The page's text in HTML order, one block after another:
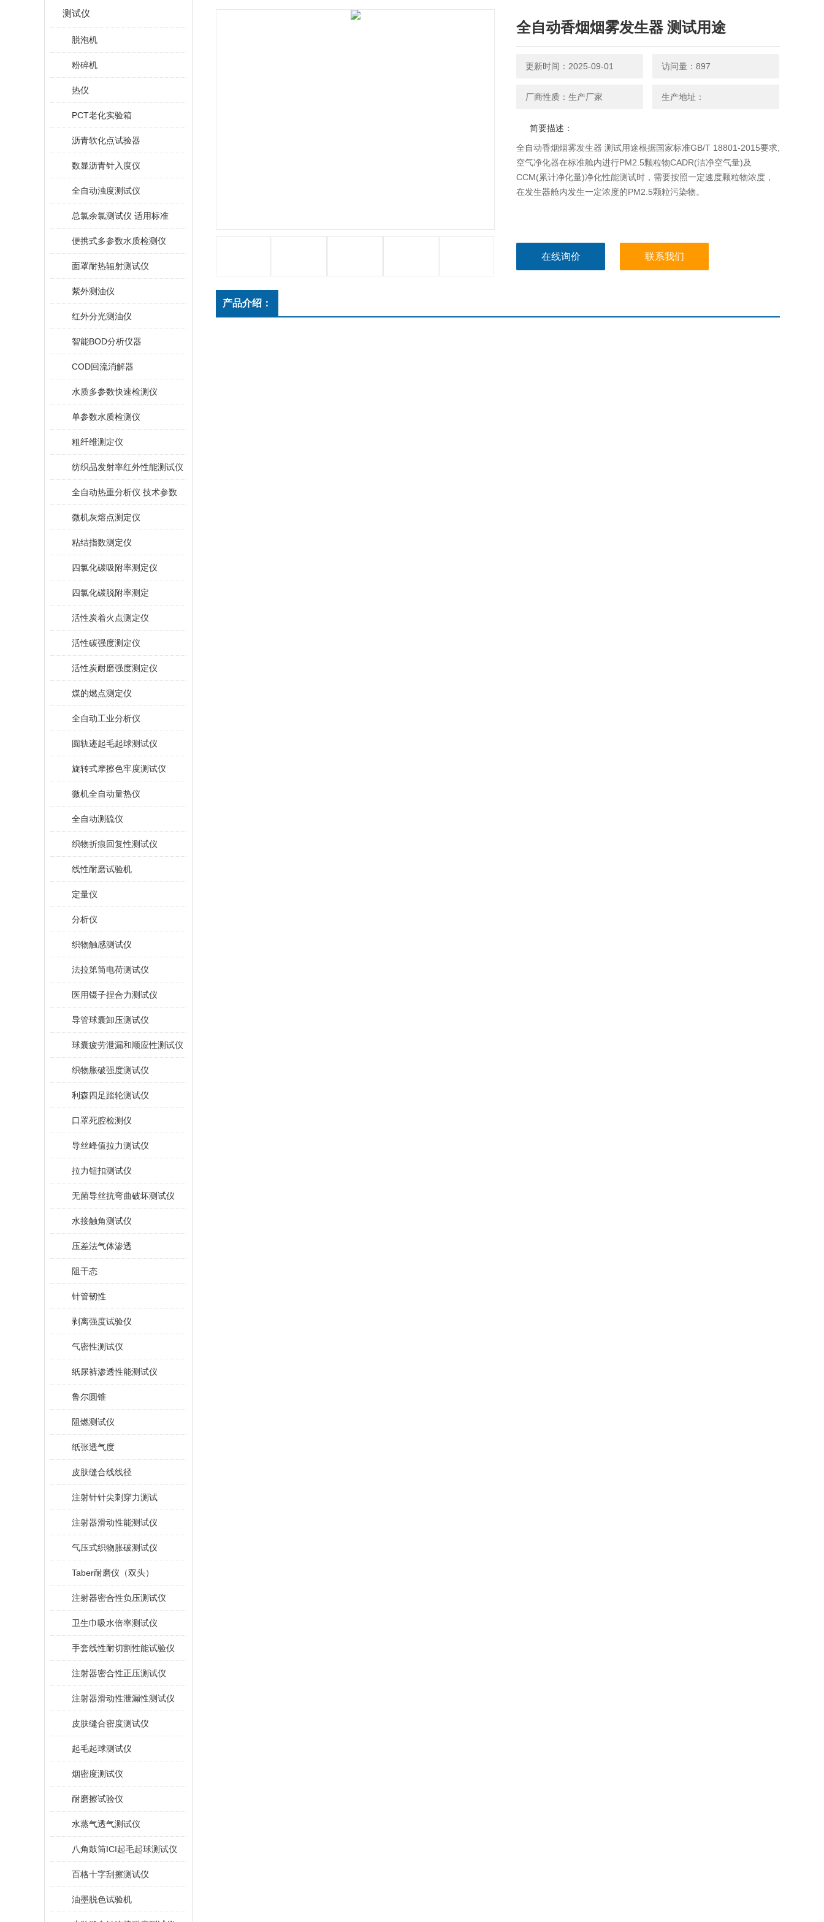
测试仪
脱泡机
粉碎机
热仪
PCT老化实验箱
沥青软化点试验器
数显沥青针入度仪
全自动浊度测试仪
总氯余氯测试仪 适用标准
便携式多参数水质检测仪
面罩耐热辐射测试仪
紫外测油仪
红外分光测油仪
智能BOD分析仪器
COD回流消解器
水质多参数快速检测仪
单参数水质检测仪
粗纤维测定仪
纺织品发射率红外性能测试仪
全自动热重分析仪 技术参数
微机灰熔点测定仪
粘结指数测定仪
四氯化碳吸附率测定仪
四氯化碳脱附率测定
活性炭着火点测定仪
活性碳强度测定仪
活性炭耐磨强度测定仪
煤的燃点测定仪
全自动工业分析仪
圆轨迹起毛起球测试仪
旋转式摩擦色牢度测试仪
微机全自动量热仪
全自动测硫仪
织物折痕回复性测试仪
线性耐磨试验机
定量仪
分析仪
织物触感测试仪
法拉第筒电荷测试仪
医用镊子捏合力测试仪
导管球囊卸压测试仪
球囊疲劳泄漏和顺应性测试仪
织物胀破强度测试仪
利森四足踏轮测试仪
口罩死腔检测仪
导丝峰值拉力测试仪
拉力钮扣测试仪
无菌导丝抗弯曲破坏测试仪
水接触角测试仪
压差法气体渗透
阻干态
针管韧性
剥离强度试验仪
气密性测试仪
纸尿裤渗透性能测试仪
鲁尔圆锥
阻燃测试仪
纸张透气度
皮肤缝合线线径
注射针针尖刺穿力测试
注射器滑动性能测试仪
气压式织物胀破测试仪
Taber耐磨仪（双头）
注射器密合性负压测试仪
卫生巾吸水倍率测试仪
手套线性耐切割性能试验仪
注射器密合性正压测试仪
注射器滑动性泄漏性测试仪
皮肤缝合密度测试仪
起毛起球测试仪
烟密度测试仪
耐磨擦试验仪
水蒸气透气测试仪
八角鼓筒ICI起毛起球测试仪
百格十字刮擦测试仪
油墨脱色试验机
全自动香烟烟雾发生器 测试用途
更新时间：2025-09-01 访问量：897
厂商性质：生产厂家 生产地址：
简要描述：
全自动香烟烟雾发生器 测试用途根据国家标准GB/T 18801-2015要求,
空气净化器在标准舱内进行PM2.5颗粒物CADR(洁净空气量)及
CCM(累计净化量)净化性能测试时，需要按照一定速度颗粒物浓度，
在发生器舱内发生一定浓度的PM2.5颗粒污染物。
在线询价 联系我们
产品介绍：